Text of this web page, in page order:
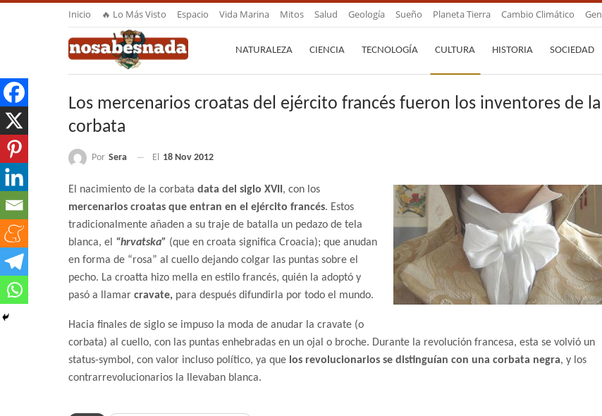
Inicio 🔥 Lo Más Visto Espacio Vida Marina Mitos Salud Geología Sueño Planeta Tierra Cambio Climático
NATURALEZA CIENCIA TECNOLOGÍA CULTURA HISTORIA SOCIEDAD
Los mercenarios croatas del ejército francés fueron los inventores de la
corbata
Por Sera El 18 Nov 2012
El nacimiento de la corbata data del siglo XVII, con los
mercenarios croatas que entran en el ejército francés. Estos
tradicionalmente añaden a su traje de batalla un pedazo de tela
blanca, el “hrvatska” (que en croata significa Croacia); que anudan
en forma de “rosa” al cuello dejando colgar las puntas sobre el
pecho. La croatta hizo mella en estilo francés, quién la adoptó y
pasó a llamar cravate, para después difundirla por todo el mundo.
Hacia finales de siglo se impuso la moda de anudar la cravate (o
corbata) al cuello, con las puntas enhebradas en un ojal o broche. Durante la revolución francesa, esta se volvió un
status-symbol, con valor incluso político, ya que los revolucionarios se distinguían con una corbata negra, y los
contrarrevolucionarios la llevaban blanca.